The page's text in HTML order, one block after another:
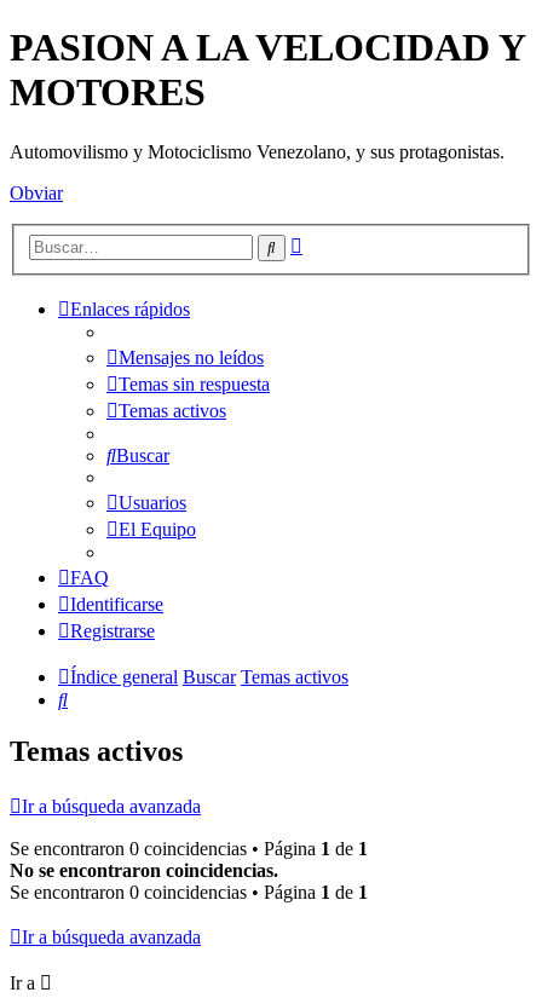
PASION A LA VELOCIDAD Y
MOTORES
Automovilismo y Motociclismo Venezolano, y sus protagonistas.
Obviar
Buscar
Enlaces rápidos
Mensajes no leídos
Temas sin respuesta
Temas activos
Buscar
Usuarios
El Equipo
FAQ
Identificarse
Registrarse
Índice general Buscar Temas activos
Buscar
Temas activos
Ir a búsqueda avanzada
Se encontraron 0 coincidencias • Página 1 de 1
No se encontraron coincidencias.
Se encontraron 0 coincidencias • Página 1 de 1
Ir a búsqueda avanzada
Ir a